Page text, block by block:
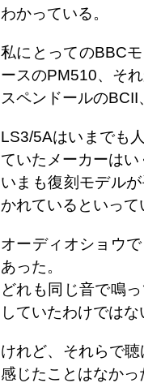
わかっている。
私にとってのBBC
ースのPM510、そ
スペンドールの
LS3/5Aはいまでも
ていたメーカーは
いまも復刻モデル
かれているといって
オーディオショウ
あった。
どれも同じ音で鳴
していたわけでは
けれど、それらで
感じたことはなかっ